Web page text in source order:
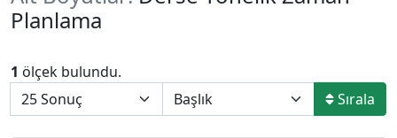
Planlama
1 ölçek bulundu.
Sırala